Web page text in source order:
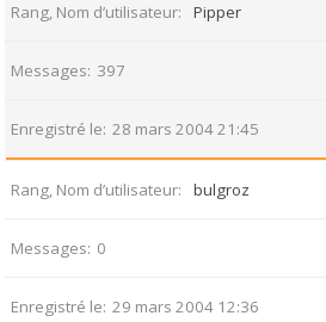
Rang, Nom d’utilisateur Pipper
Messages 397
Enregistré le 28 mars 2004 21:45
Rang, Nom d’utilisateur bulgroz
Messages 0
Enregistré le 29 mars 2004 12:36